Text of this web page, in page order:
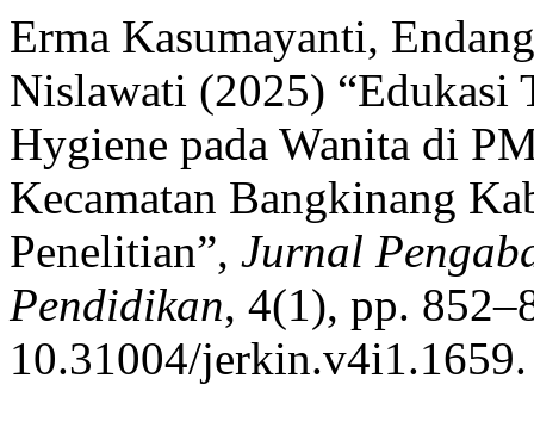
Erma Kasumayanti,
Nislawati (2025) “Edukasi
Hygiene pada Wanita di
Kecamatan Bangkinang
Penelitian”, Jurnal
Pendidikan, 4(1), pp.
10.31004/jerkin.v4i1.1659.